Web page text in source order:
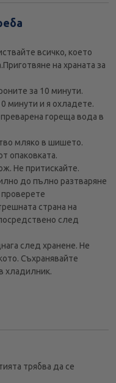
всичко, което
на храната за
за 10 минути.
минути и я охладете.
гореща вода в
мляко в шишето.
опаковката.
Не притискайте.
до пълно разтваряне
проверете
страна на
след
след хранене. Не
Съхранявайте
хладилник.
трябва да се